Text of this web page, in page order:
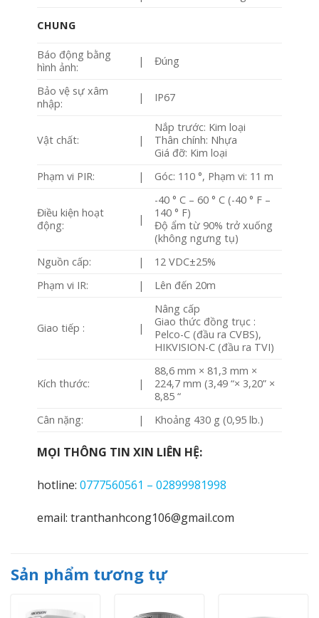
CHUNG
Báo động bằng
hình ảnh:
| Đúng
Bảo vệ sự xâm
nhập:
| IP67
Vật chất: |
Nắp trước: Kim loại
Thân chính: Nhựa
Giá đỡ: Kim loại
Phạm vi PIR:
| Góc: 110 °, Phạm vi: 11 m
Điều kiện hoạt
động:
|
-40 ° C – 60 ° C (-40 ° F –
140 ° F)
Độ ẩm từ 90% trở xuống
(không ngưng tụ)
Nguồn cấp:
|
12 VDC±25%
Phạm vi IR:
| Lên đến 20m
Giao tiếp : |
Nâng cấp
Giao thức đồng trục :
Pelco-C (đầu ra CVBS),
HIKVISION-C (đầu ra TVI)
Kích thước: |
88,6 mm × 81,3 mm ×
224,7 mm (3,49 “× 3,20” ×
8,85 “
Cân nặng:
| Khoảng 430 g (0,95 lb.)
MỌI THÔNG TIN XIN LIÊN HỆ:
hotline: 0777560561 – 02899981998
email: tranthanhcong106@gmail.com
Sản phẩm tương tự